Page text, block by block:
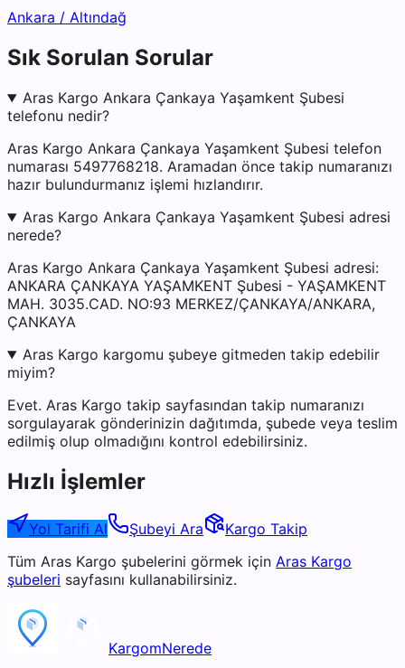
Ankara / Altındağ
Sık Sorulan Sorular
Aras Kargo Ankara Çankaya Yaşamkent Şubesi
telefonu nedir?
Aras Kargo Ankara Çankaya Yaşamkent Şubesi telefon
numarası 5497768218. Aramadan önce takip numaranızı
hazır bulundurmanız işlemi hızlandırır.
Aras Kargo Ankara Çankaya Yaşamkent Şubesi adresi
nerede?
Aras Kargo Ankara Çankaya Yaşamkent Şubesi adresi:
ANKARA ÇANKAYA YAŞAMKENT Şubesi - YAŞAMKENT
MAH. 3035.CAD. NO:93 MERKEZ/ÇANKAYA/ANKARA,
ÇANKAYA
Aras Kargo kargomu şubeye gitmeden takip edebilir
miyim?
Evet. Aras Kargo takip sayfasından takip numaranızı
sorgulayarak gönderinizin dağıtımda, şubede veya teslim
edilmiş olup olmadığını kontrol edebilirsiniz.
Hızlı İşlemler
Yol Tarifi Al Şubeyi Ara
Kargo Takip
Tüm Aras Kargo şubelerini görmek için Aras Kargo
şubeleri sayfasını kullanabilirsiniz.
KargomNerede